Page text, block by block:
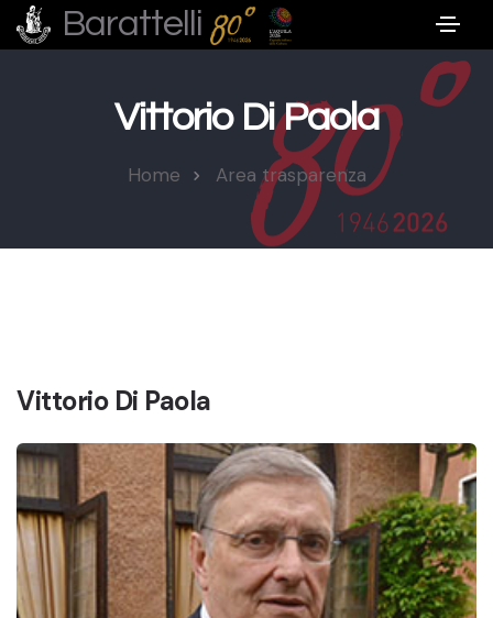
Barattelli
Vittorio Di Paola
Home Area trasparenza
Vittorio Di Paola